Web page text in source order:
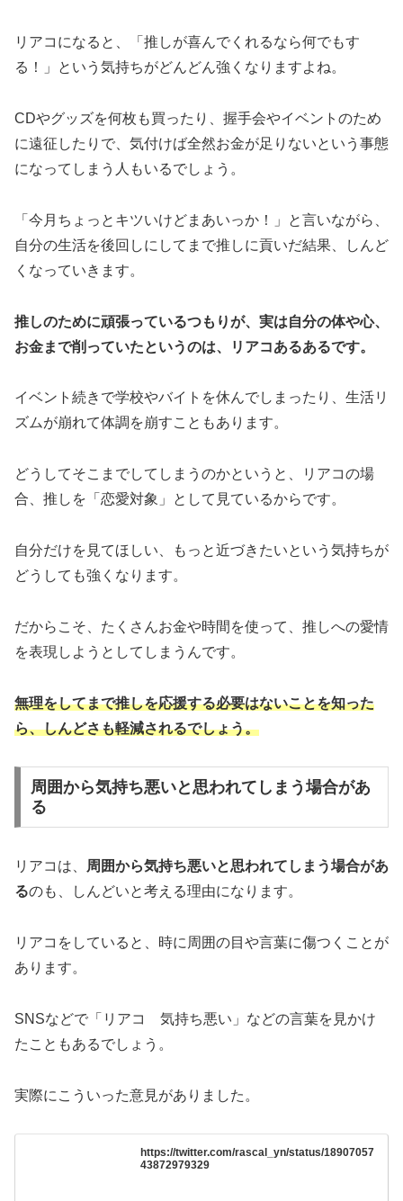
リアコになると、「推しが喜んでくれるなら何でもす
る！」という気持ちがどんどん強くなりますよね。
CDやグッズを何枚も買ったり、握手会やイベントのため
に遠征したりで、気付けば全然お金が足りないという事態
になってしまう人もいるでしょう。
「今月ちょっとキツいけどまあいっか！」と言いながら、
自分の生活を後回しにしてまで推しに貢いだ結果、しんど
くなっていきます。
推しのために頑張っているつもりが、実は自分の体や心、
お金まで削っていたというのは、リアコあるあるです。
イベント続きで学校やバイトを休んでしまったり、生活リ
ズムが崩れて体調を崩すこともあります。
どうしてそこまでしてしまうのかというと、リアコの場
合、推しを「恋愛対象」として見ているからです。
自分だけを見てほしい、もっと近づきたいという気持ちが
どうしても強くなります。
だからこそ、たくさんお金や時間を使って、推しへの愛情
を表現しようとしてしまうんです。
無理をしてまで推しを応援する必要はないことを知った
ら、しんどさも軽減されるでしょう。
周囲から気持ち悪いと思われてしまう場合があ
る
リアコは、
周囲から気持ち悪いと思われてしまう場合があ
るのも、しんどいと考える理由になります。
リアコをしていると、時に周囲の目や言葉に傷つくことが
あります。
SNSなどで「リアコ 気持ち悪い」などの言葉を見かけ
たこともあるでしょう。
実際にこういった意見がありました。
https://twitter.com/rascal_yn/status/18907057
43872979329